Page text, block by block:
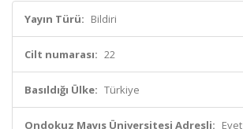
Yayın Türü: Bildiri
Cilt numarası: 22
Basıldığı Ülke: Türkiye
Ondokuz Mayıs Üniversitesi Adresli: Evet